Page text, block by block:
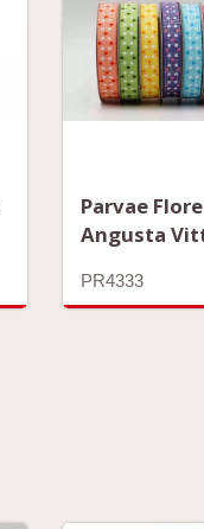
Parvae
Angusta
PR4333